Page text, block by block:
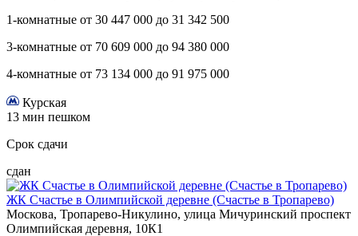
1-комнатные от 30 447 000 до 31 342 500
3-комнатные от 70 609 000 до 94 380 000
4-комнатные от 73 134 000 до 91 975 000
Курская
13 мин пешком
Срок сдачи
сдан
ЖК Счастье в Олимпийской деревне (Счастье в Тропарево)
Москова, Тропарево-Никулино, улица Мичуринский проспект
Олимпийская деревня, 10К1